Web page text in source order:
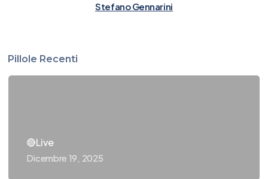
Stefano Gennarini
Pillole Recenti
🔴Live
Dicembre 19, 2025